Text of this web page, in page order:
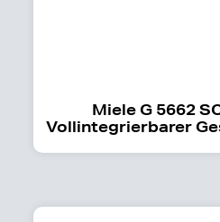
Miele G 5662
Vollintegrierbarer